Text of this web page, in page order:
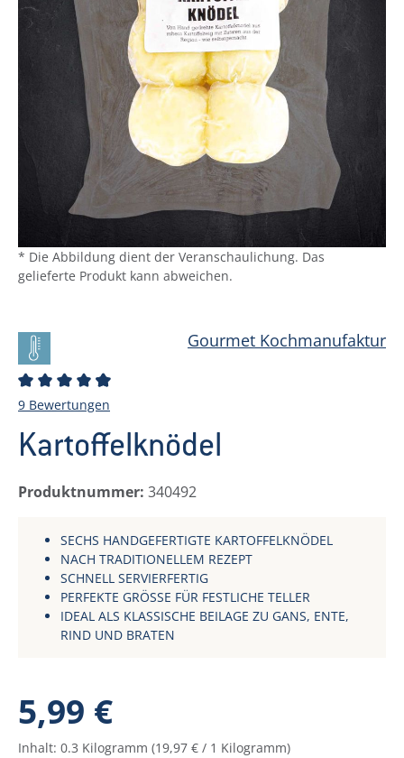
* Die Abbildung dient der Veranschaulichung. Das
gelieferte Produkt kann abweichen.
Gourmet Kochmanufaktur
Durchschnittliche Bewertung von 4.78 von 5
9 Bewertungen
Kartoffelknödel
Produktnummer: 340492
SECHS HANDGEFERTIGTE KARTOFFELKNÖDEL
NACH TRADITIONELLEM REZEPT
SCHNELL SERVIERFERTIG
PERFEKTE GRÖSSE FÜR FESTLICHE TELLER
IDEAL ALS KLASSISCHE BEILAGE ZU GANS, ENTE,
RIND UND BRATEN
Regulärer Preis:
5,99 €
Inhalt: 0.3 Kilogramm (19,97 € / 1 Kilogramm)